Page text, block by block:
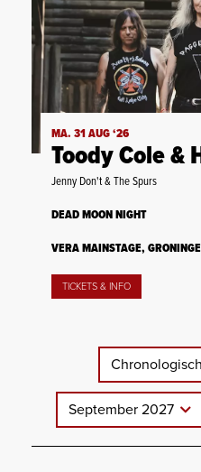
MA. 31 AUG ‘26
Toody Cole &
Jenny Don't & The Spurs
DEAD MOON NIGHT
VERA MAINSTAGE,
TICKETS & INFO
September 2027